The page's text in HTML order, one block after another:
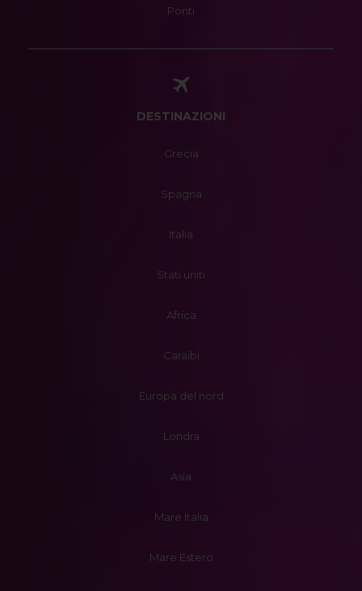
Ponti
DESTINAZIONI
Grecia
Spagna
Italia
Stati uniti
Africa
Caraibi
Europa del nord
Londra
Asia
Mare Italia
Mare Estero